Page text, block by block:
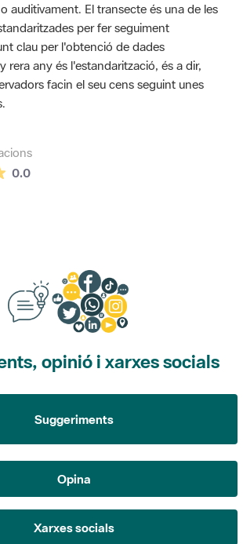
auditivament. El transecte és una de les
per fer seguiment
clau per l'obtenció de dades
rera any és l'estandarització, és a dir,
facin el seu cens seguint unes
0.0La mitjana de les valoracions és de 0
opinió i xarxes socials
Suggeriments
Opina
Xarxes socials